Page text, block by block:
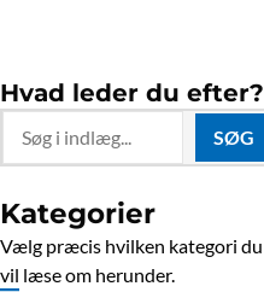
Hvad leder du efter?
SØG
Kategorier
Vælg præcis hvilken kategori du
vil læse om herunder.